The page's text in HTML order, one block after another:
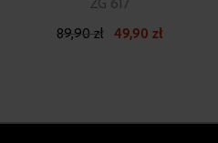
49,90 zł
89,90 zł